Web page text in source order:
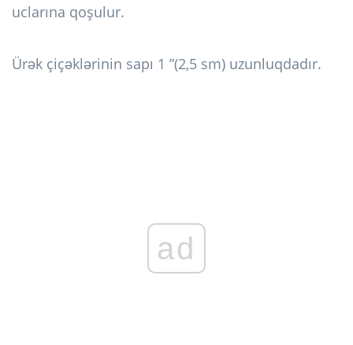
uclarına qoşulur.
Ürək çiçəklərinin sapı 1 ”(2,5 sm) uzunluqdadır.
ad